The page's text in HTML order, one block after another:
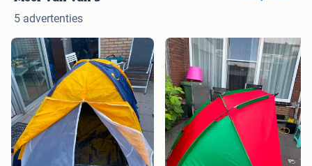
5 advertenties